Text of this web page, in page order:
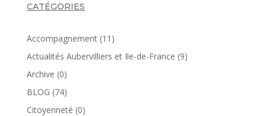
CATÉGORIES
Accompagnement(11)
Actualités Aubervilliers et Ile-de-France (9)
Archive (0)
BLOG (74)
Citoyenneté (0)